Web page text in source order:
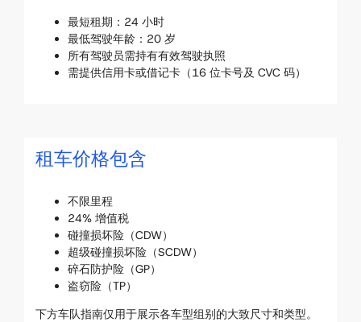
最短租期：24 小时
最低驾驶年龄：20 岁
所有驾驶员需持有有效驾驶执照
需提供信用卡或借记卡（16 位卡号及 CVC 码）
租车价格包含
不限里程
24% 增值税
碰撞损坏险（CDW）
超级碰撞损坏险（SCDW）
碎石防护险（GP）
盗窃险（TP）
下方车队指南仅用于展示各车型组别的大致尺寸和类型。